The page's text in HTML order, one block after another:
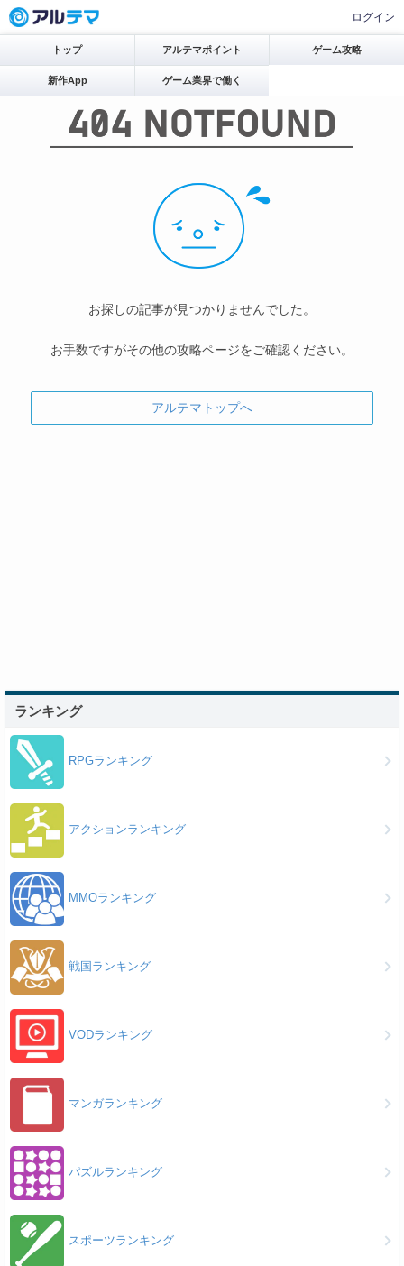
ログイン
トップ アルテマポイント ゲーム攻略
新作App ゲーム業界で働く
お探しの記事が見つかりませんでした。
お手数ですがその他の攻略ページをご確認ください。
アルテマトップへ
ランキング
RPGランキング
アクションランキング
MMOランキング
戦国ランキング
VODランキング
マンガランキング
パズルランキング
スポーツランキング